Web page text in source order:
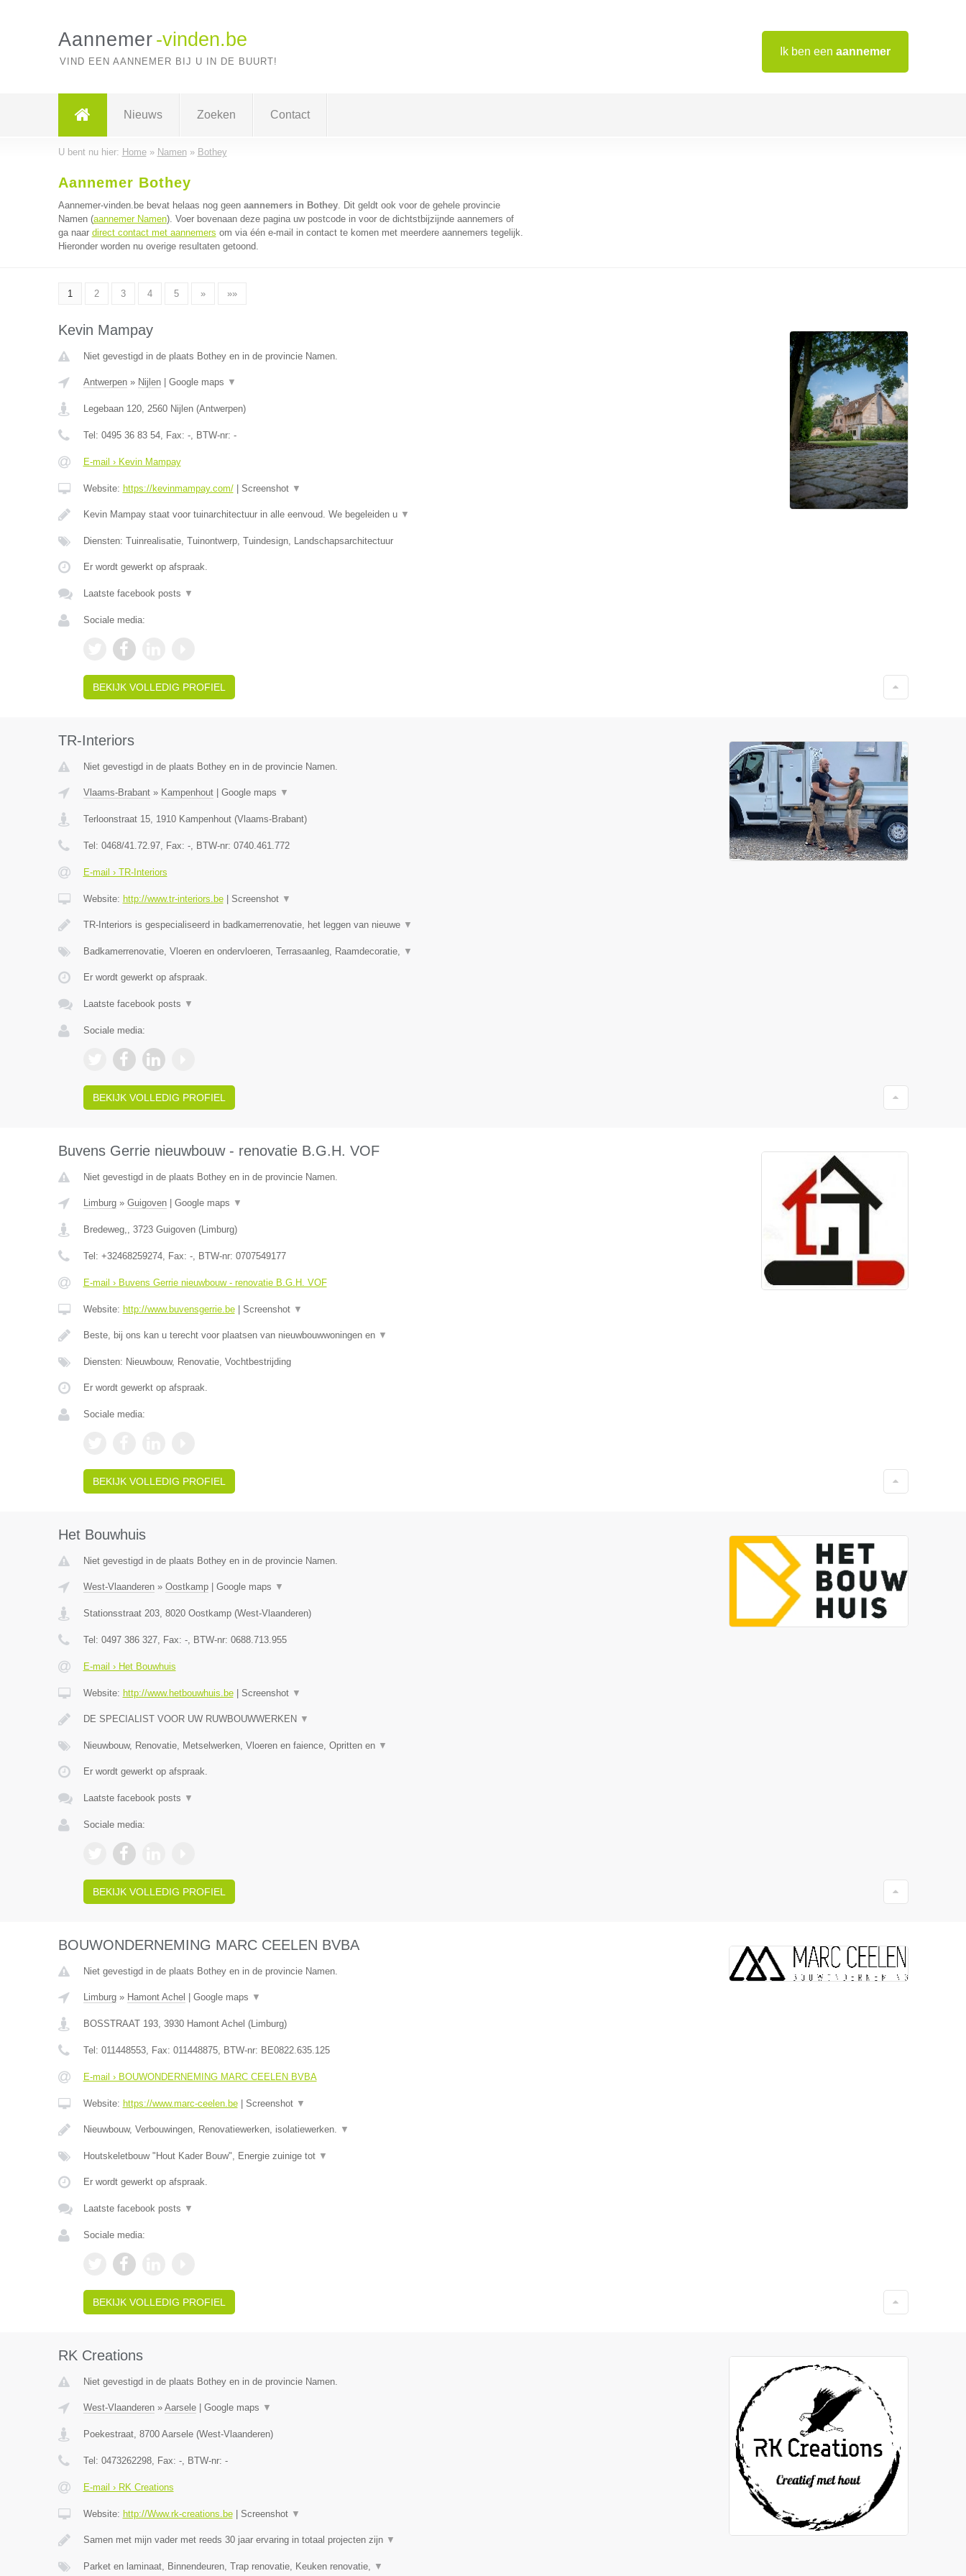
Ik ben een aannemer
Aannemer -vinden.be
VIND EEN AANNEMER BIJ U IN DE BUURT!
Nieuws Zoeken Contact
U bent nu hier: Home» Namen» Bothey
Aannemer Bothey
Aannemer-vinden.be bevat helaas nog geen aannemers in Bothey. Dit geldt ook voor de gehele provincie
Namen (aannemer Namen). Voer bovenaan deze pagina uw postcode in voor de dichtstbijzijnde aannemers of
ga naar direct contact met aannemers om via één e-mail in contact te komen met meerdere aannemers tegelijk.
Hieronder worden nu overige resultaten getoond.
1 2 3 4 5 » »»
Kevin Mampay
Niet gevestigd in de plaats Bothey en in de provincie Namen.
Antwerpen» Nijlen| Google maps ▼
Legebaan 120, 2560 Nijlen(Antwerpen)
Tel: 0495 36 83 54, Fax: -, BTW-nr: -
E-mail › Kevin Mampay
Website: https://kevinmampay.com/| Screenshot ▼
Kevin Mampay staat voor tuinarchitectuur in alle eenvoud. We begeleiden u ▼
Diensten: Tuinrealisatie, Tuinontwerp, Tuindesign, Landschapsarchitectuur
Er wordt gewerkt op afspraak.
Laatste facebook posts ▼
Sociale media:
BEKIJK VOLLEDIG PROFIEL
TR-Interiors
Niet gevestigd in de plaats Bothey en in de provincie Namen.
Vlaams-Brabant» Kampenhout| Google maps ▼
Terloonstraat 15, 1910 Kampenhout(Vlaams-Brabant)
Tel: 0468/41.72.97, Fax: -, BTW-nr: 0740.461.772
E-mail › TR-Interiors
Website: http://www.tr-interiors.be| Screenshot ▼
TR-Interiors is gespecialiseerd in badkamerrenovatie, het leggen van nieuwe ▼
Badkamerrenovatie, Vloeren en ondervloeren, Terrasaanleg, Raamdecoratie, ▼
Er wordt gewerkt op afspraak.
Laatste facebook posts ▼
Sociale media:
BEKIJK VOLLEDIG PROFIEL
Buvens Gerrie nieuwbouw - renovatie B.G.H. VOF
Niet gevestigd in de plaats Bothey en in de provincie Namen.
Limburg» Guigoven| Google maps ▼
Bredeweg,, 3723 Guigoven(Limburg)
Tel: +32468259274, Fax: -, BTW-nr: 0707549177
E-mail › Buvens Gerrie nieuwbouw - renovatie B.G.H. VOF
Website: http://www.buvensgerrie.be| Screenshot ▼
Beste, bij ons kan u terecht voor plaatsen van nieuwbouwwoningen en ▼
Diensten: Nieuwbouw, Renovatie, Vochtbestrijding
Er wordt gewerkt op afspraak.
Sociale media:
BEKIJK VOLLEDIG PROFIEL
Het Bouwhuis
Niet gevestigd in de plaats Bothey en in de provincie Namen.
West-Vlaanderen» Oostkamp| Google maps ▼
Stationsstraat 203, 8020 Oostkamp(West-Vlaanderen)
Tel: 0497 386 327, Fax: -, BTW-nr: 0688.713.955
E-mail › Het Bouwhuis
Website: http://www.hetbouwhuis.be| Screenshot ▼
DE SPECIALIST VOOR UW RUWBOUWWERKEN ▼
Nieuwbouw, Renovatie, Metselwerken, Vloeren en faience, Opritten en ▼
Er wordt gewerkt op afspraak.
Laatste facebook posts ▼
Sociale media:
BEKIJK VOLLEDIG PROFIEL
BOUWONDERNEMING MARC CEELEN BVBA
Niet gevestigd in de plaats Bothey en in de provincie Namen.
Limburg» Hamont Achel Google maps ▼
BOSSTRAAT 193, 3930 Hamont Achel (Limburg)
Tel: 011448553, Fax: 011448875, BTW-nr: BE0822.635.125
E-mail › BOUWONDERNEMING MARC CEELEN BVBA
Website: https://www.marc-ceelen.be| Screenshot ▼
Nieuwbouw, Verbouwingen, Renovatiewerken, isolatiewerken. ▼
Houtskeletbouw "Hout Kader Bouw", Energie zuinige tot ▼
Er wordt gewerkt op afspraak.
Laatste facebook posts ▼
Sociale media:
BEKIJK VOLLEDIG PROFIEL
RK Creations
Niet gevestigd in de plaats Bothey en in de provincie Namen.
West-Vlaanderen» Aarsele| Google maps ▼
Poekestraat, 8700 Aarsele(West-Vlaanderen)
Tel: 0473262298, Fax: -, BTW-nr: -
E-mail › RK Creations
Website: http://Www.rk-creations.be| Screenshot ▼
Samen met mijn vader met reeds 30 jaar ervaring in totaal projecten zijn ▼
Parket en laminaat, Binnendeuren, Trap renovatie, Keuken renovatie, ▼